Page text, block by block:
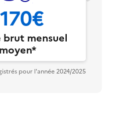
brut mensuel
moyen*
pour l'année 2024/2025